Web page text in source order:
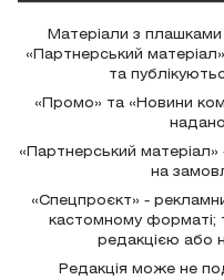
Матеріали з
«Партнерський
та
«Промо» та «Новини
«Партнерський
на
«Спецпроєкт» -
кастомному форматі;
редакцією або
Редакція може не